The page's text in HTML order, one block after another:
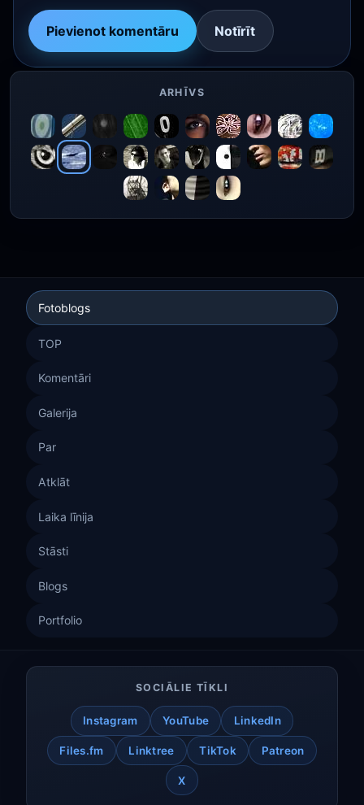
Pievienot komentāru Notīrīt
ARHĪVS
Fotoblogs
TOP
Komentāri
Galerija
Par
Atklāt
Laika līnija
Stāsti
Blogs
Portfolio
SOCIĀLIE TĪKLI
Instagram YouTube LinkedIn
Files.fm Linktree TikTok Patreon
X